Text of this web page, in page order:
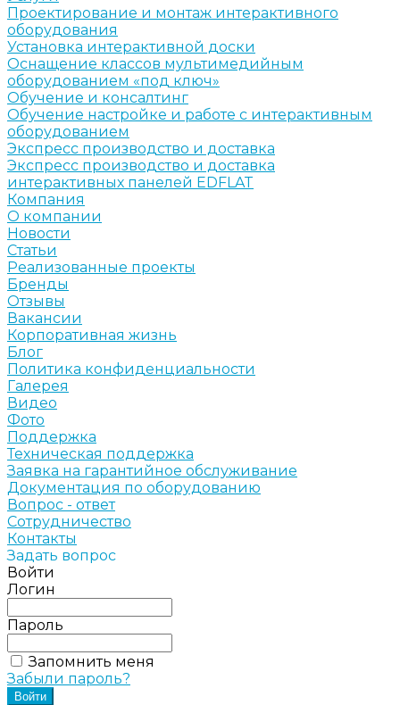
Проектирование и монтаж интерактивного
оборудования
Установка интерактивной доски
Оснащение классов мультимедийным
оборудованием «под ключ»
Обучение и консалтинг
Обучение настройке и работе с интерактивным
оборудованием
Экспресс производство и доставка
Экспресс производство и доставка
интерактивных панелей EDFLAT
Компания
О компании
Новости
Статьи
Реализованные проекты
Бренды
Отзывы
Вакансии
Корпоративная жизнь
Блог
Политика конфиденциальности
Галерея
Видео
Фото
Поддержка
Техническая поддержка
Заявка на гарантийное обслуживание
Документация по оборудованию
Вопрос - ответ
Сотрудничество
Контакты
Задать вопрос
Войти
Логин
Пароль
Запомнить меня
Забыли пароль?